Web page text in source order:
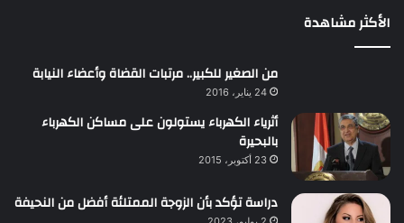
الأكثر مشاهدة
من الصغير للكبير.. مرتبات القضاة وأعضاء النيابة
24 يناير، 2016
أثرياء الكهرباء يستولون على مساكن الكهرباء
بالبحيرة
23 أكتوبر، 2015
دراسة تؤكد بأن الزوجة الممتلئة أفضل من النحيفة